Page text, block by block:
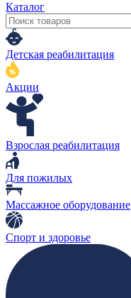
Каталог
Детская реабилитация
Акции
Взрослая реабилитация
Для пожилых
Массажное оборудование
Спорт и здоровье